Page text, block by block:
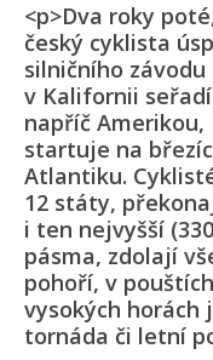
<p>Dva roky
český cyklista
silničního
v Kalifornii
napříč Amerikou,
startuje na
Atlantiku.
12 státy,
i ten nejvyšší
pásma, zdolají
pohoří, v
vysokých horách
tornáda či letní